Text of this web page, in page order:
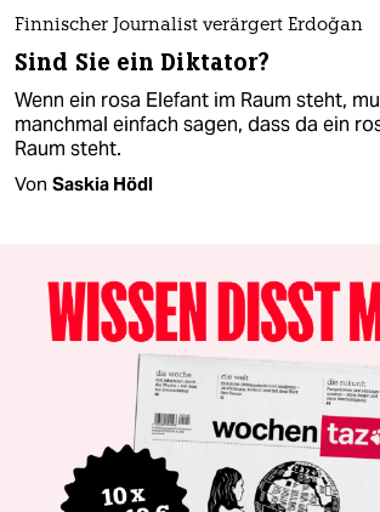
Finnischer Journalist verärgert Erdoğan
Sind Sie ein Diktator?
Wenn ein rosa Elefant im Raum steht,
manchmal einfach sagen, dass da ein
Raum steht.
Von Saskia Hödl